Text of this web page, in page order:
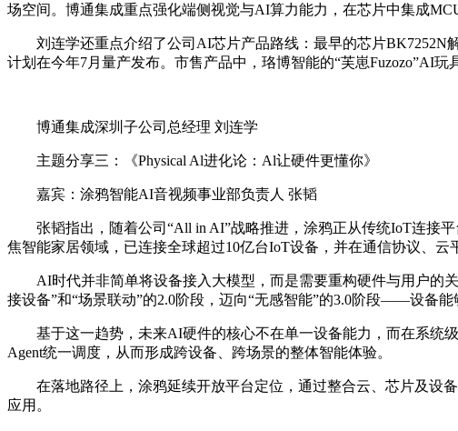
场空间。博通集成重点强化端侧视觉与AI算力能力，在芯片中集成
刘连学还重点介绍了公司AI芯片产品路线：最早的芯片BK7252N
计划在今年7月量产发布。市售产品中，珞博智能的“芙崽Fuzozo”AI玩
博通集成深圳子公司总经理 刘连学
主题分享三：《Physical Al进化论：Al让硬件更懂你》
嘉宾：涂鸦智能AI音视频事业部负责人 张韬
张韬指出，随着公司“All in AI”战略推进，涂鸦正从传统IoT连接
焦智能家居领域，已连接全球超过10亿台IoT设备，并在通信协议、
AI时代并非简单将设备接入大模型，而是需要重构硬件与用户的
接设备”和“场景联动”的2.0阶段，迈向“无感智能”的3.0阶段——设备
基于这一趋势，未来AI硬件的核心不在单一设备能力，而在系统
Agent统一调度，从而形成跨设备、跨场景的整体智能体验。
在落地路径上，涂鸦延续开放平台定位，通过整合云、芯片及设
应用。